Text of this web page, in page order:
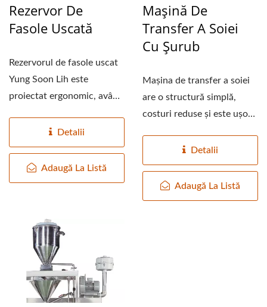
Rezervor De
Fasole Uscată
Rezervorul de fasole uscat
Yung Soon Lih este
proiectat ergonomic, având
Detalii
Adaugă La Listă
Mașină De
Transfer A Soiei
Cu Șurub
Mașina de transfer a soiei
are o structură simplă,
costuri reduse și este ușor
Detalii
Adaugă La Listă